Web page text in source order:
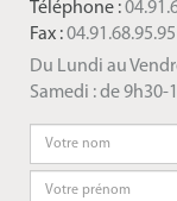
Téléphone :
Fax :04.91.68.95.95
Du Lundi au
Samedi : de 9h30-